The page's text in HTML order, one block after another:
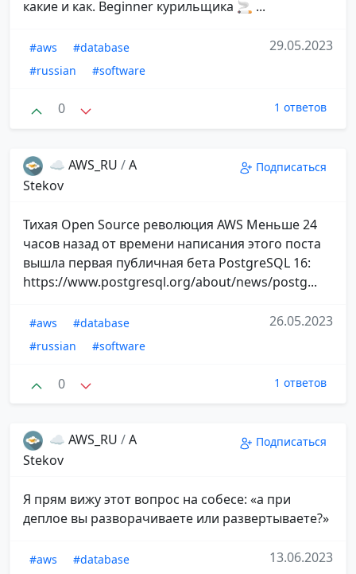
какие и как. Beginner курильщика 🚬 ...
#aws
#database
#russian
#software
29.05.2023
0 1 ответов
☁️ AWS_RU /A
Stekov
Подписаться
Тихая Open Source революция AWS Меньше 24
часов назад от времени написания этого поста
вышла первая публичная бета PostgreSQL 16:
https://www.postgresql.org/about/news/postg...
#aws
#database
#russian
#software
26.05.2023
0 1 ответов
☁️ AWS_RU /A
Stekov
Подписаться
Я прям вижу этот вопрос на собесе: «а при
деплое вы разворачиваете или развертываете?»
#aws
#database
13.06.2023